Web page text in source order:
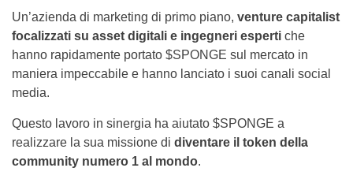
Un’azienda di marketing di primo piano, venture capitalist
focalizzati su asset digitali e ingegneri esperti che
hanno rapidamente portato $SPONGE sul mercato in
maniera impeccabile e hanno lanciato i suoi canali social
media.
Questo lavoro in sinergia ha aiutato $SPONGE a
realizzare la sua missione di diventare il token della
community numero 1 al mondo.